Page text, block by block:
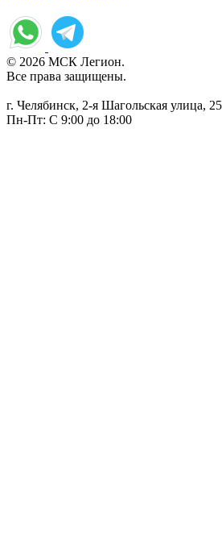
© 2026 МСК Легион.
Все права защищены.
г. Челябинск, 2-я Шагольская улица, 25
Пн-Пт: С 9:00 до 18:00